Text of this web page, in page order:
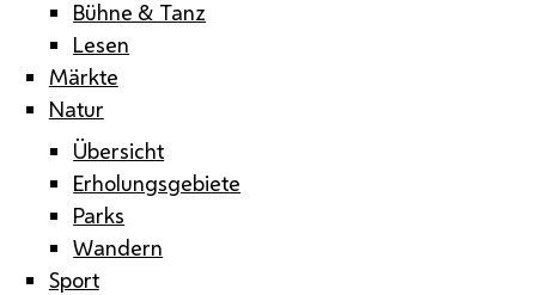
Bühne & Tanz
Lesen
Märkte
Natur
Übersicht
Erholungsgebiete
Parks
Wandern
Sport